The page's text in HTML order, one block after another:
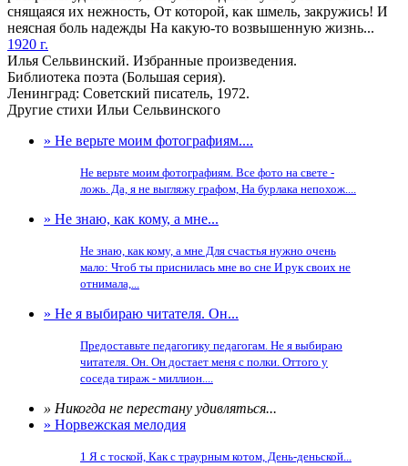
снящаяся их нежность, От которой, как шмель, закружись! И
неясная боль надежды На какую-то возвышенную жизнь...
1920 г.
Илья Сельвинский. Избранные произведения.
Библиотека поэта (Большая серия).
Ленинград: Советский писатель, 1972.
Другие стихи Ильи Сельвинского
» Не верьте моим фотографиям....
Не верьте моим фотографиям. Все фото на свете -
ложь. Да, я не выгляжу графом, На бурлака непохож....
» Не знаю, как кому, а мне...
Не знаю, как кому, а мне Для счастья нужно очень
мало: Чтоб ты приснилась мне во сне И рук своих не
отнимала,...
» Не я выбираю читателя. Он...
Предоставьте педагогику педагогам. Не я выбираю
читателя. Он. Он достает меня с полки. Оттого у
соседа тираж - миллион....
» Никогда не перестану удивляться...
» Норвежская мелодия
1 Я с тоской, Как с траурным котом, День-деньской...